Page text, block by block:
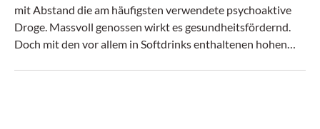
mit Abstand die am häufigsten verwendete psychoaktive
Droge. Massvoll genossen wirkt es gesundheitsfördernd.
Doch mit den vor allem in Softdrinks enthaltenen hohen